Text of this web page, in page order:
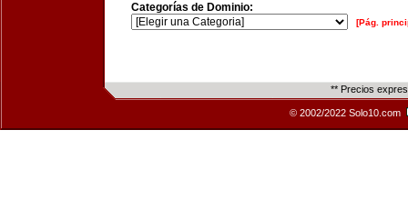
Categorías de Dominio:
[Pág.
** Precios
© 2002/2022 Solo10.com